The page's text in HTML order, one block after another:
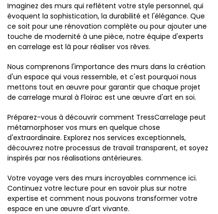
Imaginez des murs qui reflètent votre style personnel, qui
évoquent la sophistication, la durabilité et l'élégance. Que
ce soit pour une rénovation complète ou pour ajouter une
touche de modernité à une pièce, notre équipe d'experts
en carrelage est là pour réaliser vos rêves.
Nous comprenons l'importance des murs dans la création
d'un espace qui vous ressemble, et c'est pourquoi nous
mettons tout en œuvre pour garantir que chaque projet
de carrelage mural à Floirac est une œuvre d'art en soi.
Préparez-vous à découvrir comment TressCarrelage peut
métamorphoser vos murs en quelque chose
d'extraordinaire. Explorez nos services exceptionnels,
découvrez notre processus de travail transparent, et soyez
inspirés par nos réalisations antérieures.
Votre voyage vers des murs incroyables commence ici.
Continuez votre lecture pour en savoir plus sur notre
expertise et comment nous pouvons transformer votre
espace en une œuvre d'art vivante.